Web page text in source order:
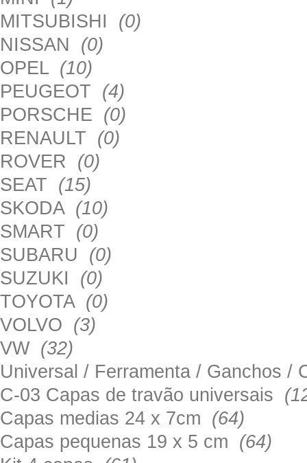
MITSUBISHI (0)
NISSAN (0)
OPEL (10)
PEUGEOT (4)
PORSCHE (0)
RENAULT (0)
ROVER (0)
SEAT (15)
SKODA (10)
SMART (0)
SUBARU (0)
SUZUKI (0)
TOYOTA (0)
VOLVO (3)
VW (32)
Universal / Ferramenta / Ganchos
C-03 Capas de travão universais
Capas medias 24 x 7cm (64)
Capas pequenas 19 x 5 cm (64)